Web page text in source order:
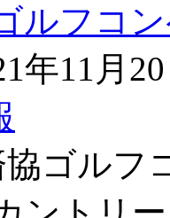
ルフコ
年11月
ゴルフ